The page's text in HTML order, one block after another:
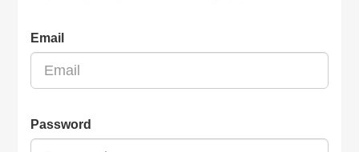
Email
Password